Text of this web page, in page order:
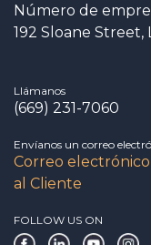
Número de
192 Sloane Street,
Llámanos
(669) 231-7060
Envíanos un correo
Correo
al Cliente
FOLLOW US ON